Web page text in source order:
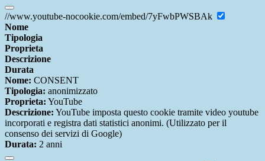
//www.youtube-nocookie.com/embed/7yFwbPWSBAk
Nome
Tipologia
Proprieta
Descrizione
Durata
Nome: CONSENT
Tipologia: anonimizzato
Proprieta: YouTube
Descrizione: YouTube imposta questo cookie tramite video youtube
incorporati e registra dati statistici anonimi. (Utilizzato per il
consenso dei servizi di Google)
Durata: 2 anni